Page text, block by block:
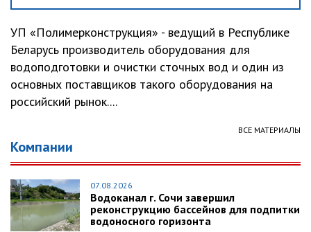
УП «Полимерконструкция» - ведущий в Республике
Беларусь производитель оборудования для
водоподготовки и очистки сточных вод и один из
основных поставщиков такого оборудования на
российский рынок....
ВСЕ МАТЕРИАЛЫ
Компании
07.08.2026
Водоканал г. Сочи завершил
реконструкцию бассейнов для подпитки
водоносного горизонта